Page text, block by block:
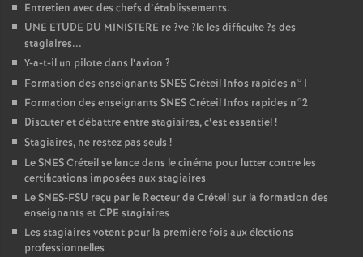
Entretien avec des chefs d’établissements.
UNE ETUDE DU MINISTERE re?ve?le les difficulte?s des
stagiaires...
Y-a-t-il un pilote dans l’avion ?
Formation des enseignants SNESCréteil Infos rapides n°1
Formation des enseignants SNESCréteil Infos rapides n°2
Discuter et débattre entre stagiaires, c’est essentiel!
Stagiaires, ne restez pas seuls !
LeSNESCréteil se lance dans le cinéma pour lutter contre les
certifications imposées aux stagiaires
LeSNES-FSU reçu par le Recteur de Créteil sur la formation des
enseignants etCPE stagiaires
Les stagiaires votent pour la première fois aux élections
professionnelles